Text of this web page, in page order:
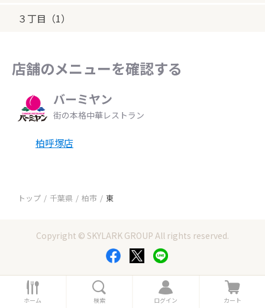
３丁目（1）
店舗のメニューを確認する
バーミヤン
街の本格中華レストラン
柏呼塚店
トップ 千葉県 柏市 東
Copyright © SKYLARK GROUP All rights reserved.
ホ
ー
ホーム 索
検索
ロ
グ
ログイン
カ
ー
カート